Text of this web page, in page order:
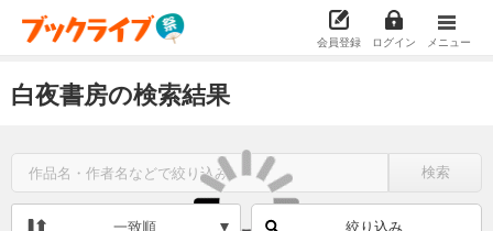
会員登録 ログイン メニュー
白夜書房の検索結果
検索
一致順 絞り込み